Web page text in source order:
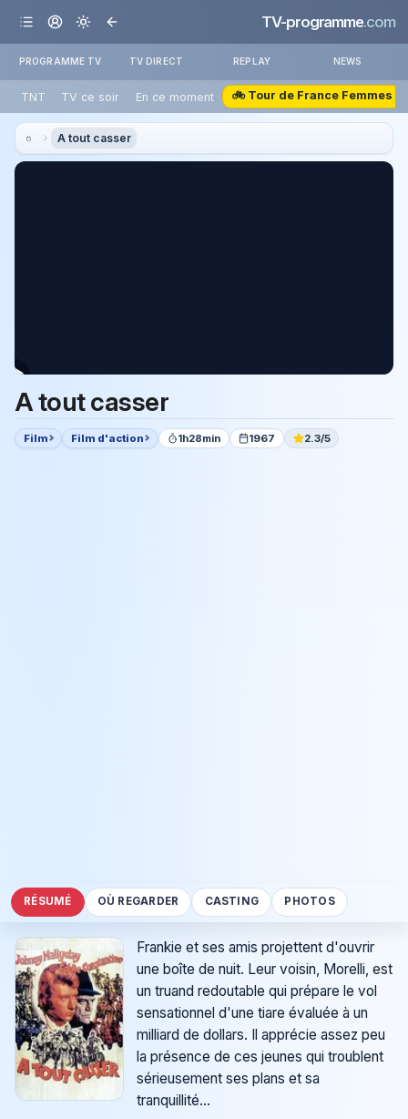
TV-programme.com
PROGRAMME TV TV DIRECT REPLAY NEWS
TNT TV ce soir En ce moment 🚲 Tour de France Femmes
A tout casser
A tout casser
Film Film d'action 1h28min 1967 2.3/5
RÉSUMÉ OÙ REGARDER CASTING PHOTOS
Frankie et ses amis projettent d'ouvrir
une boîte de nuit. Leur voisin, Morelli, est
un truand redoutable qui prépare le vol
sensationnel d'une tiare évaluée à un
milliard de dollars. Il apprécie assez peu
la présence de ces jeunes qui troublent
sérieusement ses plans et sa
tranquillité...